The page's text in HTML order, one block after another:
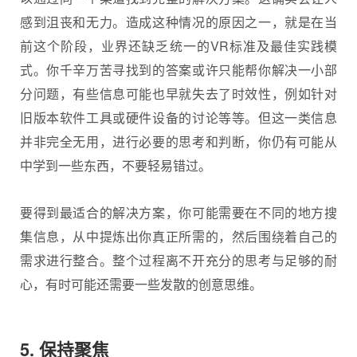
感到沮丧和无力。造成这种情况的原因之一，就是在当
前这个阶段，业界还缺乏统一的VR标准及最佳实践模
式。你千辛万苦寻找到的答案或许只能帮你解决一小部
分问题，有些信息可能也早就失去了时效性，例如针对
旧版本软件工具或硬件设备的讨论等等。但这一类信息
并非完全无用，进行必要的思考和判断，你仍有可能从
中学到一些东西，不要轻易错过。
要得到最适合的解决方案，你可能需要在不同的地方搜
集信息，从中提炼出你真正所需的，然后围绕着自己的
需求进行整合。整个过程离不开充分的思考与足够的耐
心，有时可能还需要一些发散的创意思维。
5. 保持聚焦